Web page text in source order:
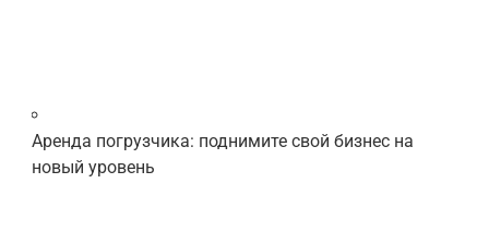
Аренда погрузчика: поднимите свой бизнес на
новый уровень